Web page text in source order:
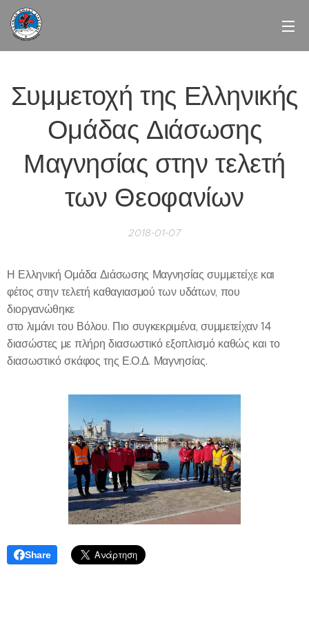
Συμμετοχή της Ελληνικής
Ομάδας Διάσωσης
Μαγνησίας στην τελετή
των Θεοφανίων
2018-01-07
Η Ελληνική Ομάδα Διάσωσης Μαγνησίας συμμετείχε και
φέτος στην τελετή καθαγιασμού των υδάτων, που
διοργανώθηκε
στο λιμάνι του Βόλου. Πιο συγκεκριμένα, συμμετείχαν 14
διασώστες με πλήρη διασωστικό εξοπλισμό καθώς και το
διασωστικό σκάφος της Ε.Ο.Δ. Μαγνησίας.
Share